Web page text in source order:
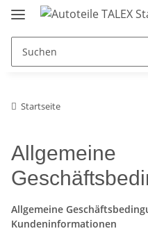
Startseite
Allgemeine
Allgemeine
Kundeninformationen